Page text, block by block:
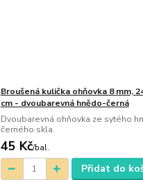
Broušená kulička ohňovka 8 mm,
cm - dvoubarevná hnědo-černá
Dvoubarevná ohňovka ze sytého
černého skla.
45 Kč/bal.
Přidat do